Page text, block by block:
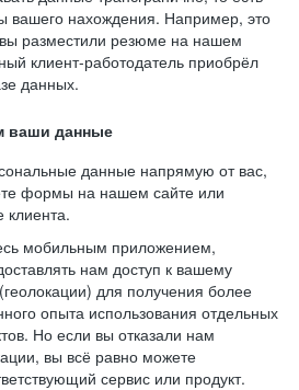
вашего нахождения. Например, это
разместили резюме на нашем
клиент-работодатель приобрёл
данных.
ваши данные
данные напрямую от вас,
формы на нашем сайте или
клиента.
мобильным приложением,
нам доступ к вашему
для получения более
опыта использования отдельных
Но если вы отказали нам
вы всё равно можете
сервис или продукт.